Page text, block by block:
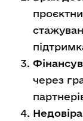
через